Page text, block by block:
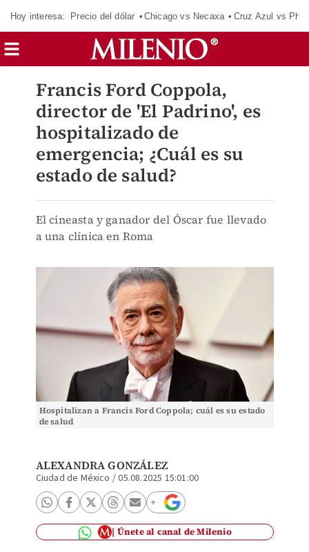
Hoy interesa: Precio del dólar Chicago vs Necaxa Cruz Azul vs
Francis Ford Coppola,
director de 'El Padrino', es
hospitalizado de
emergencia; ¿Cuál es su
estado de salud?
El cineasta y ganador del Óscar fue llevado
a una clínica en Roma
Hospitalizan a Francis Ford Coppola; cuál es su estado
de salud
ALEXANDRA GONZÁLEZ
Ciudad de México /05.08.2025 15:01:00
Únete al canal de Milenio